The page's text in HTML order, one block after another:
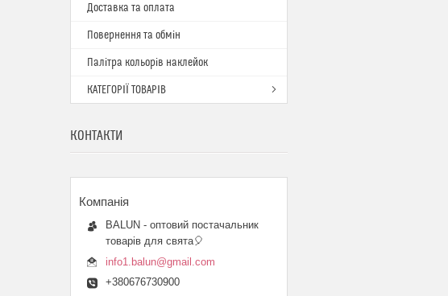
Доставка та оплата
Повернення та обмін
Палітра кольорів наклейок
КАТЕГОРІЇ ТОВАРІВ
КОНТАКТИ
BALUN - оптовий постачальник
товарів для свята🎈
info1.balun@gmail.com
+380676730900